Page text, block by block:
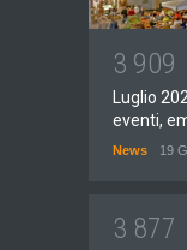
3 909
Luglio
eventi,
News 19
3 877